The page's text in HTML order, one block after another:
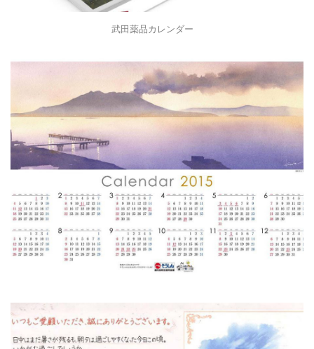
武田薬品カレンダー